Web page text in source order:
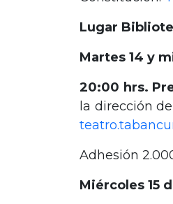
Lugar
Martes 14 y
20:00 hrs.
la dirección
Adhesión
Miércoles 15